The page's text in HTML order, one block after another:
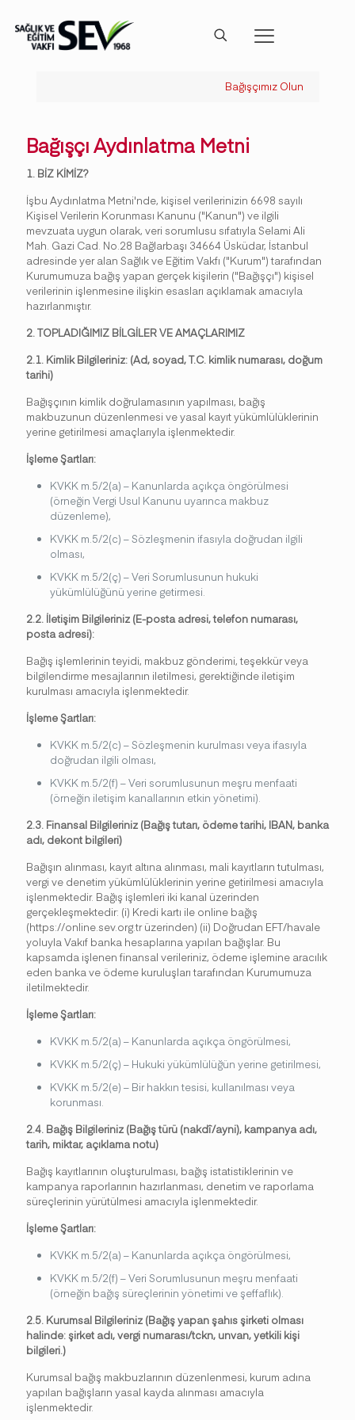
Bağışçımız Olun
Bağışçı Aydınlatma Metni
1. BİZ KİMİZ?
İşbu Aydınlatma Metni'nde, kişisel verilerinizin 6698 sayılı
Kişisel Verilerin Korunması Kanunu ("Kanun") ve ilgili
mevzuata uygun olarak, veri sorumlusu sıfatıyla Selami Ali
Mah. Gazi Cad. No.28 Bağlarbaşı 34664 Üsküdar, İstanbul
adresinde yer alan Sağlık ve Eğitim Vakfı ("Kurum") tarafından
Kurumumuza bağış yapan gerçek kişilerin ("Bağışçı") kişisel
verilerinin işlenmesine ilişkin esasları açıklamak amacıyla
hazırlanmıştır.
2. TOPLADIĞIMIZ BİLGİLER VE AMAÇLARIMIZ
2.1. Kimlik Bilgileriniz: (Ad, soyad, T.C. kimlik numarası, doğum
tarihi)
Bağışçının kimlik doğrulamasının yapılması, bağış
makbuzunun düzenlenmesi ve yasal kayıt yükümlülüklerinin
yerine getirilmesi amaçlarıyla işlenmektedir.
İşleme Şartları:
KVKK m.5/2(a) – Kanunlarda açıkça öngörülmesi
(örneğin Vergi Usul Kanunu uyarınca makbuz
düzenleme),
KVKK m.5/2(c) – Sözleşmenin ifasıyla doğrudan ilgili
olması,
KVKK m.5/2(ç) – Veri Sorumlusunun hukuki
yükümlülüğünü yerine getirmesi.
2.2. İletişim Bilgileriniz (E-posta adresi, telefon numarası,
posta adresi):
Bağış işlemlerinin teyidi, makbuz gönderimi, teşekkür veya
bilgilendirme mesajlarının iletilmesi, gerektiğinde iletişim
kurulması amacıyla işlenmektedir.
İşleme Şartları:
KVKK m.5/2(c) – Sözleşmenin kurulması veya ifasıyla
doğrudan ilgili olması,
KVKK m.5/2(f) – Veri sorumlusunun meşru menfaati
(örneğin iletişim kanallarının etkin yönetimi).
2.3. Finansal Bilgileriniz (Bağış tutarı, ödeme tarihi, IBAN, banka
adı, dekont bilgileri)
Bağışın alınması, kayıt altına alınması, mali kayıtların tutulması,
vergi ve denetim yükümlülüklerinin yerine getirilmesi amacıyla
işlenmektedir. Bağış işlemleri iki kanal üzerinden
gerçekleşmektedir: (i) Kredi kartı ile online bağış
(https://online.sev.org.tr üzerinden) (ii) Doğrudan EFT/havale
yoluyla Vakıf banka hesaplarına yapılan bağışlar. Bu
kapsamda işlenen finansal verileriniz, ödeme işlemine aracılık
eden banka ve ödeme kuruluşları tarafından Kurumumuza
iletilmektedir.
İşleme Şartları:
KVKK m.5/2(a) – Kanunlarda açıkça öngörülmesi,
KVKK m.5/2(ç) – Hukuki yükümlülüğün yerine getirilmesi,
KVKK m.5/2(e) – Bir hakkın tesisi, kullanılması veya
korunması.
2.4. Bağış Bilgileriniz (Bağış türü (nakdî/ayni), kampanya adı,
tarih, miktar, açıklama notu)
Bağış kayıtlarının oluşturulması, bağış istatistiklerinin ve
kampanya raporlarının hazırlanması, denetim ve raporlama
süreçlerinin yürütülmesi amacıyla işlenmektedir.
İşleme Şartları:
KVKK m.5/2(a) – Kanunlarda açıkça öngörülmesi,
KVKK m.5/2(f) – Veri Sorumlusunun meşru menfaati
(örneğin bağış süreçlerinin yönetimi ve şeffaflık).
2.5. Kurumsal Bilgileriniz (Bağış yapan şahıs şirketi olması
halinde: şirket adı, vergi numarası/tckn, unvan, yetkili kişi
bilgileri.)
Kurumsal bağış makbuzlarının düzenlenmesi, kurum adına
yapılan bağışların yasal kayda alınması amacıyla
işlenmektedir.